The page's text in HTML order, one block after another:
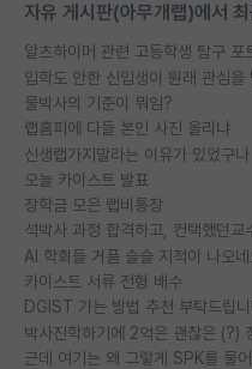
자유 게시판(아무개랩)에서
알츠하이머 관련 고등학생 탐구 포
입학도 안한 신입생이 원래 관심을
물박사의 기준이 뭐임?
랩홈피에 다들 본인 사진 올리냐
신생랩가지말라는 이유가 있었구나
오늘 카이스트 발표
장학금 모은 랩비통장
AI 학회들 거품 슬슬 지적이 나오네
카이스트 서류 전형 배수
DGIST 가는 방법 추천 부탁드립
근데 여기는 왜 그렇게 SPK를 물